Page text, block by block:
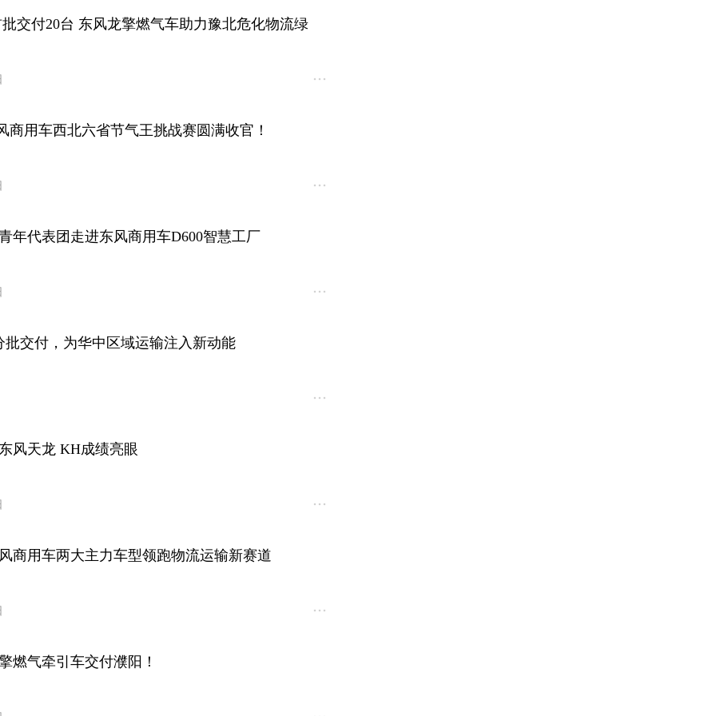
交付20台 东风龙擎燃气车助力豫北危化物流绿
商用车西北六省节气王挑战赛圆满收官！
年代表团走进东风商用车D600智慧工厂
批交付，为华中区域运输注入新动能
风天龙 KH成绩亮眼
商用车两大主力车型领跑物流运输新赛道
燃气牵引车交付濮阳！